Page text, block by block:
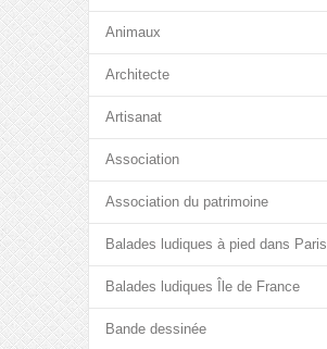
Animaux
Architecte
Artisanat
Association
Association du patrimoine
Balades ludiques à pied dans Paris
Balades ludiques Île de France
Bande dessinée